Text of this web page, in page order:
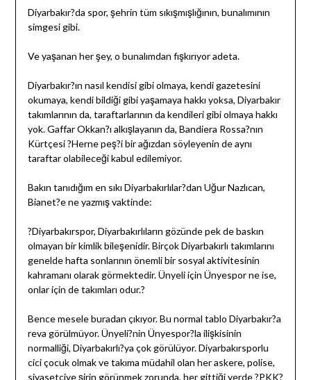
Diyarbakır?da spor, şehrin tüm sıkışmışlığının, bunalımının
simgesi gibi.
Ve yaşanan her şey, o bunalımdan fışkırıyor adeta.
Diyarbakır?ın nasıl kendisi gibi olmaya, kendi gazetesini
okumaya, kendi bildiği gibi yaşamaya hakkı yoksa, Diyarbakır
takımlarının da, taraftarlarının da kendileri gibi olmaya hakkı
yok. Gaffar Okkan?ı alkışlayanın da, Bandiera Rossa?nın
Kürtçesi ?Herne peş?i bir ağızdan söyleyenin de aynı
taraftar olabileceği kabul edilemiyor.
Bakın tanıdığım en sıkı Diyarbakırlılar?dan Uğur Nazlıcan,
Bianet?e ne yazmış vaktinde:
?Diyarbakırspor, Diyarbakırlıların gözünde pek de baskın
olmayan bir kimlik bileşenidir. Birçok Diyarbakırlı takımlarını
genelde hafta sonlarının önemli bir sosyal aktivitesinin
kahramanı olarak görmektedir. Ünyeli için Ünyespor ne ise,
onlar için de takımları odur.?
Bence mesele buradan çıkıyor. Bu normal tablo Diyarbakır?a
reva görülmüyor. Ünyeli?nin Ünyespor?la ilişkisinin
normalliği, Diyarbakırlı?ya çok görülüyor. Diyarbakırsporlu
cici çocuk olmak ve takıma müdahil olan her askere, polise,
siyasetçiye şirin görünmek zorunda, her gittiği yerde ?PKK?